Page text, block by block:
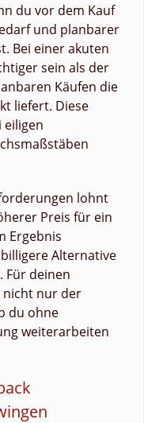
du vor dem Kauf
und planbarer
Bei einer akuten
sein als der
Käufen die
liefert. Diese
eiligen
lohnt
Preis für ein
Ergebnis
Alternative
Für deinen
nicht nur der
du ohne
weiterarbeiten